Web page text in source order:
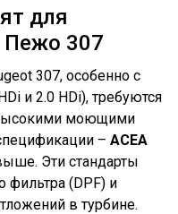
для
Пежо 307
307, особенно с
и 2.0 HDi), требуются
моющими
–ACEA
Эти стандарты
фильтра (DPF) и
в турбине.